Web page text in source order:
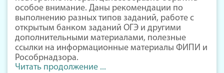
особое внимание. Даны рекомендации по
выполнению разных типов заданий, работе с
открытым банком заданий ОГЭ и другими
дополнительными материалами, полезные
ссылки на информационные материалы ФИПИ и
Рособрнадзора.
Читать продолжение ...